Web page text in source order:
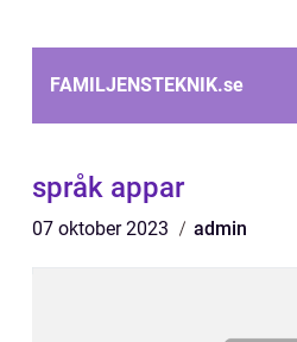
FAMILJENSTEKNIK.se
språk appar
07 oktober 2023 admin